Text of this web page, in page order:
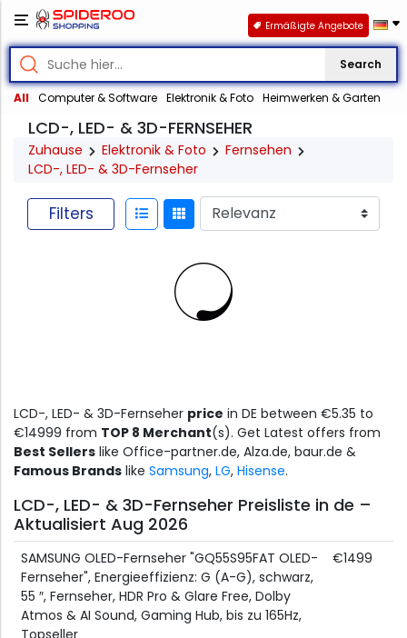
Search
All Computer & Software Elektronik & Foto Heimwerken & Garten
Ermäßigte Angebote
LCD-, LED- & 3D-FERNSEHER
Zuhause Elektronik & Foto
Fernsehen
LCD-, LED- & 3D-Fernseher
Filters
LCD-, LED- & 3D-Fernseher price in DE between €5.35 to
€14999 from TOP 8 Merchant(s). Get Latest offers from
Best Sellers like Office-partner.de, Alza.de, baur.de &
Famous Brands like Samsung, LG, Hisense.
LCD-, LED- & 3D-Fernseher Preisliste in de –
Aktualisiert Aug 2026
SAMSUNG OLED-Fernseher "GQ55S95FAT OLED-
Fernseher", Energieeffizienz: G (A-G), schwarz,
55 ″, Fernseher, HDR Pro & Glare Free, Dolby
Atmos & AI Sound, Gaming Hub, bis zu 165Hz,
€1499